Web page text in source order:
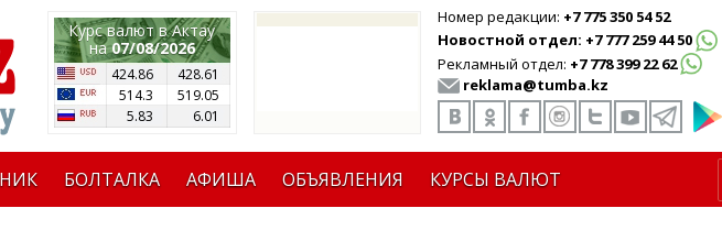
Курс валют в Актау
на07/08/2026
424.86
428.61
514.3
519.05
5.83
6.01
Номер редакции: +7 775 350 54 52
Новостной отдел: +7 777 259 44 50
Рекламный отдел: +7 778 399 22 62
reklama@tumba.kz
БОЛТАЛКА АФИША ОБЪЯВЛЕНИЯ КУРСЫ ВАЛЮТ